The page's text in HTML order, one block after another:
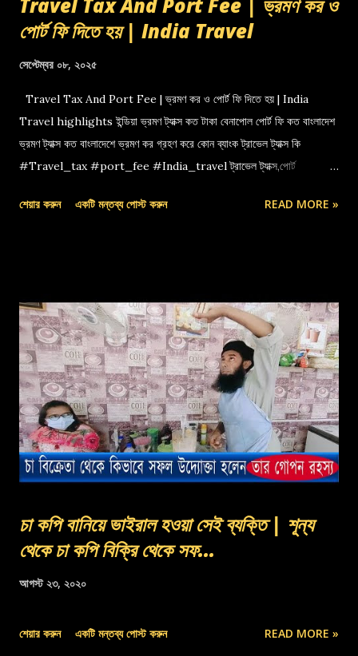
Travel Tax And Port Fee | ভ্রমণ কর ও
পোর্ট ফি দিতে হয় | India Travel
সেপ্টেম্বর ০৮, ২০২৫
Travel Tax And Port Fee | ভ্রমণ কর ও পোর্ট ফি দিতে হয় | India
Travel highlights ইন্ডিয়া ভ্রমণ ট্যাক্স কত টাকা বেনাপোল পোর্ট ফি কত বাংলাদেশ
ভ্রমণ ট্যাক্স কত বাংলাদেশে ভ্রমণ কর গ্রহণ করে কোন ব্যাংক ট্রাভেল ট্যাক্স কি
#Travel_tax #port_fee #India_travel ট্রাভেল ট্যাক্স,পোর্ট
শেয়ার করুন একটি মন্তব্য পোস্ট করুন READ MORE »
চা কপি বানিয়ে ভাইরাল হওয়া সেই ব্যক্তি | শূন্য
থেকে চা কপি বিক্রি থেকে সফ...
আগস্ট ২৩, ২০২০
শেয়ার করুন একটি মন্তব্য পোস্ট করুন READ MORE »